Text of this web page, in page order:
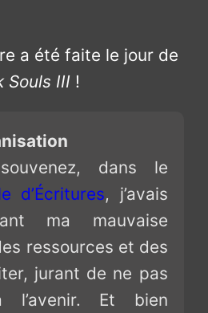
a été faite le jour de
Souls III !
dans le
d’Écritures, j’avais
ma mauvaise
ressources et des
jurant de ne pas
Et bien